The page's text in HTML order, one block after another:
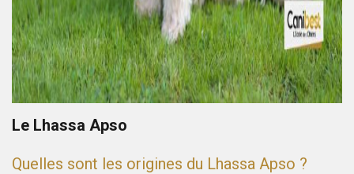
Le Lhassa Apso
Quelles sont les origines du Lhassa Apso ?